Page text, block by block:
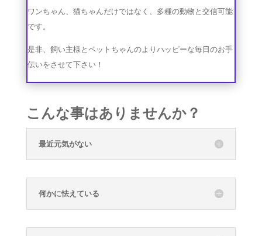
ワンちゃん、猫ちゃんだけではなく、多種の動物と交信可能
です。
是非、飼い主様とペットちゃんのよりハッピーな毎日のお手
伝いをさせて下さい！
こんな事はありませんか？
最近元気がない
何かに怯えている